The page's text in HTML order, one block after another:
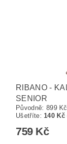
RIBANO -
SENIOR
Původně: 899 Kč
Ušetříte:140 Kč
759 Kč